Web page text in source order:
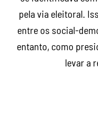
pela via eleitoral.
entre os social-
entanto, como
levar a